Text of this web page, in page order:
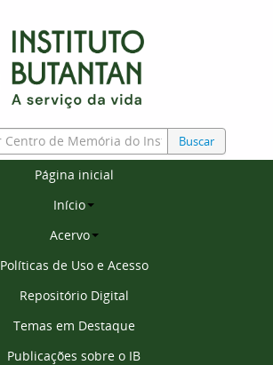
Buscar
Página inicial
Início
Acervo
Políticas de Uso e Acesso
Repositório Digital
Temas em Destaque
Publicações sobre o IB